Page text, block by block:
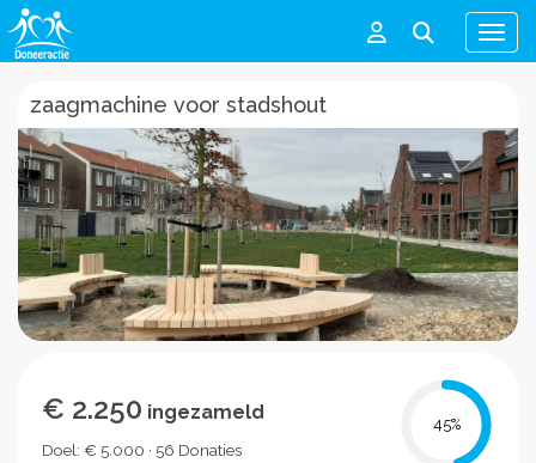
Menu
zaagmachine voor stadshout
€ 2.250 ingezameld
Doel: € 5.000 · 56 Donaties
45%